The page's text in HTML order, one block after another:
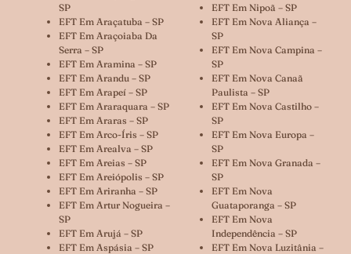
SP
EFT Em Araçatuba – SP
EFT Em Araçoiaba Da
Serra – SP
EFT Em Aramina – SP
EFT Em Arandu – SP
EFT Em Arapeí – SP
EFT Em Araraquara – SP
EFT Em Araras – SP
EFT Em Arco-Íris – SP
EFT Em Arealva – SP
EFT Em Areias – SP
EFT Em Areiópolis – SP
EFT Em Ariranha – SP
EFT Em Artur Nogueira –
SP
EFT Em Arujá – SP
EFT Em Aspásia – SP
EFT Em Nipoã – SP
EFT Em Nova Aliança –
SP
EFT Em Nova Campina –
SP
EFT Em Nova Canaã
Paulista – SP
EFT Em Nova Castilho –
SP
EFT Em Nova Europa –
SP
EFT Em Nova Granada –
SP
EFT Em Nova
Guataporanga – SP
EFT Em Nova
Independência – SP
EFT Em Nova Luzitânia –